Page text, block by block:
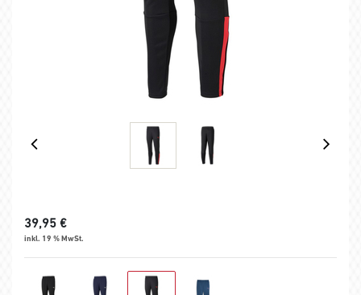
39,95 €
inkl. 19 % MwSt.